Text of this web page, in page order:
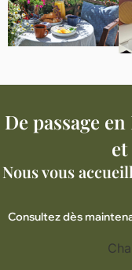
De passage
Nous vous
Consultez dès